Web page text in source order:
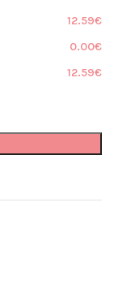
12.59€
0.00€
12.59€